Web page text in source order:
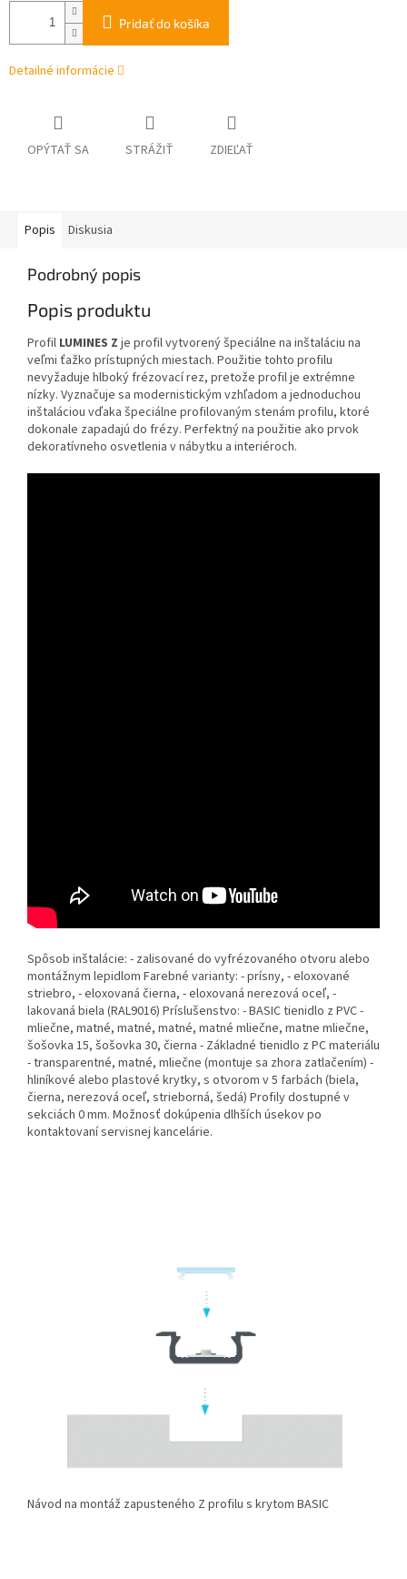
Pridať do košíka
Detailné informácie
OPÝTAŤ SA STRÁŽIŤ ZDIEĽAŤ
Popis Diskusia
Podrobný popis
Popis produktu
Profil LUMINES Z je profil vytvorený špeciálne na inštaláciu na
veľmi ťažko prístupných miestach. Použitie tohto profilu
nevyžaduje hlboký frézovací rez, pretože profil je extrémne
nízky. Vyznačuje sa modernistickým vzhľadom a jednoduchou
inštaláciou vďaka špeciálne profilovaným stenám profilu, ktoré
dokonale zapadajú do frézy. Perfektný na použitie ako prvok
dekoratívneho osvetlenia v nábytku a interiéroch.
Spôsob inštalácie: - zalisované do vyfrézovaného otvoru alebo
montážnym lepidlom Farebné varianty: - prísny, - eloxované
striebro, - eloxovaná čierna, - eloxovaná nerezová oceľ, -
lakovaná biela (RAL9016) Príslušenstvo: - BASIC tienidlo z PVC -
mliečne, matné, matné, matné, matné mliečne, matne mliečne,
šošovka 15, šošovka 30, čierna - Základné tienidlo z PC materiálu
- transparentné, matné, mliečne (montuje sa zhora zatlačením) -
hliníkové alebo plastové krytky, s otvorom v 5 farbách (biela,
čierna, nerezová oceľ, strieborná, šedá) Profily dostupné v
sekciách 0 mm. Možnosť dokúpenia dlhších úsekov po
kontaktovaní servisnej kancelárie.
Návod na montáž zapusteného Z profilu s krytom BASIC